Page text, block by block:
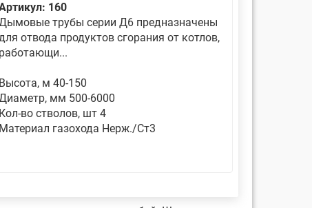
160
трубы серии Д6 предназначены
отвода продуктов сгорания от котлов,
работающи...
Высота, м 40-150
мм 500-6000
Кол-во стволов, шт 4
Материал газохода Нерж./Ст3